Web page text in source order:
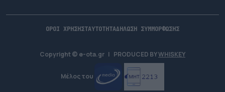
ΟΡΟΙ ΧΡΗΣΗΣΤΑΥΤΟΤΗΤΑΔΗΛΩΣΗ ΣΥΜΜΟΡΦΩΣΗΣ
Copyright © e-ota.gr | PRODUCED BYWHISKEY
Μέλος του